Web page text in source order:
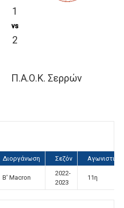
1
vs
2
Π.Α.Ο.Κ. Σερρών
Διοργάνωση Σεζόν Αγωνιστική
Β' Μacron
2022-
2023
11η